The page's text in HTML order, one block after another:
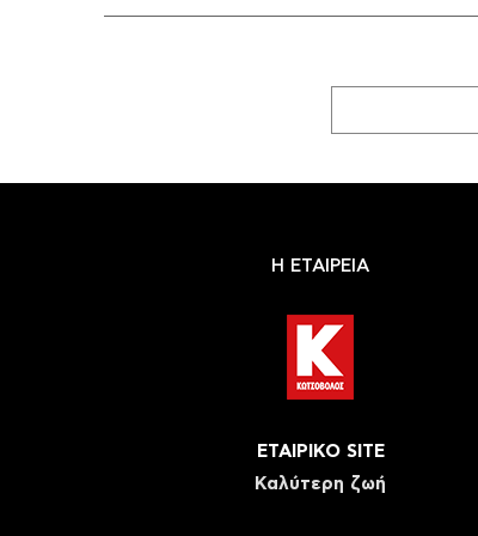
Η ΕΤΑΙΡΕΙΑ
ΕΤΑΙΡΙΚΟ SITE
Καλύτερη ζωή